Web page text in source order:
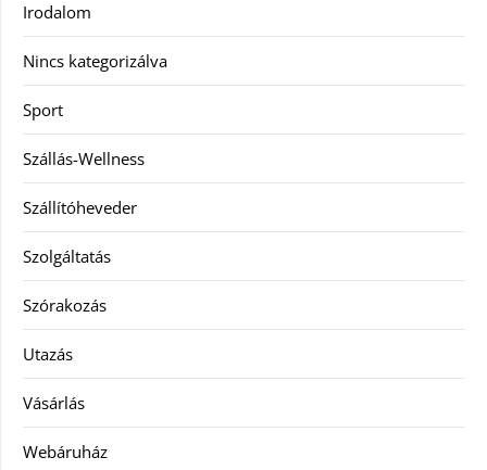
Irodalom
Nincs kategorizálva
Sport
Szállás-Wellness
Szállítóheveder
Szolgáltatás
Szórakozás
Utazás
Vásárlás
Webáruház